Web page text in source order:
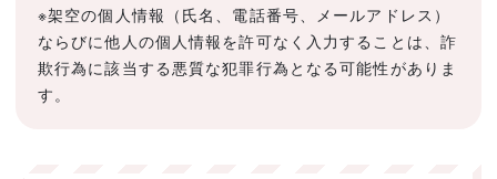
※架空の個人情報（氏名、電話番号、メールアドレス）
ならびに他人の個人情報を許可なく入力することは、詐
欺行為に該当する悪質な犯罪行為となる可能性がありま
す。